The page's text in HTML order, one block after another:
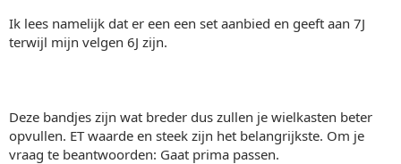
Ik lees namelijk dat er een een set aanbied en geeft aan 7J
terwijl mijn velgen 6J zijn.
Deze bandjes zijn wat breder dus zullen je wielkasten beter
opvullen. ET waarde en steek zijn het belangrijkste. Om je
vraag te beantwoorden: Gaat prima passen.